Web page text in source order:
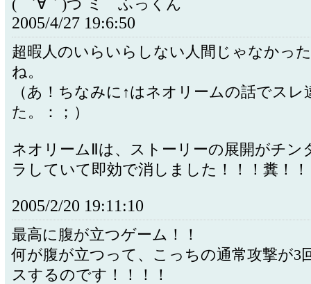
( ´∀｀)つ ミ ふっくん
2005/4/27 19:6:50
超暇人のいらいらしない人間じゃなかっ
ね。
（あ！ちなみに↑はネオリームの話でスレ
た。：；）
ネオリームⅡは、ストーリーの展開がチン
ラしていて即効で消しました！！！糞！！
2005/2/20 19:11:10
最高に腹が立つゲーム！！
何が腹が立つって、こっちの通常攻撃が3
スするのです！！！！